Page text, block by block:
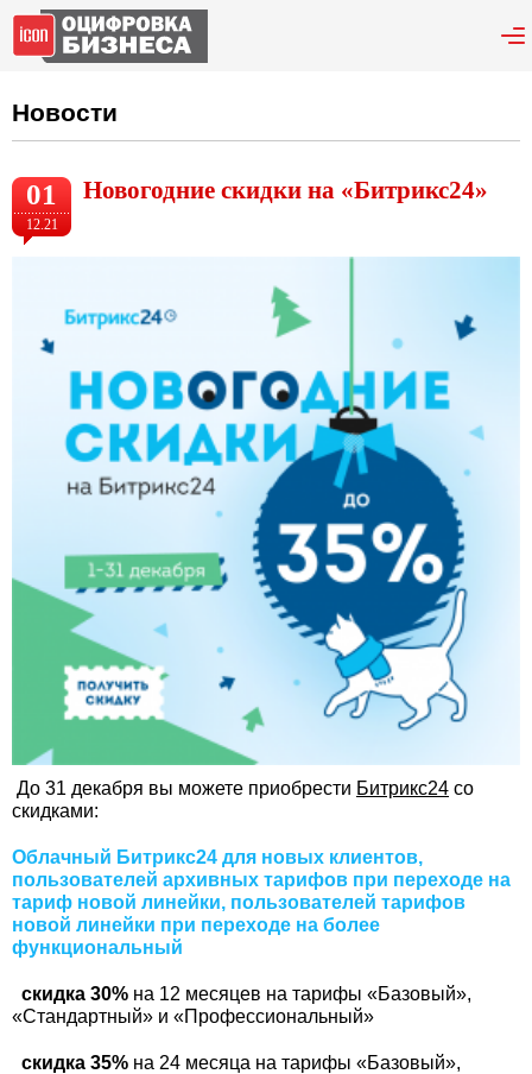
Новости
01
12.21
Новогодние скидки на «Битрикс24»
До 31 декабря вы можете приобрести Битрикс24 со
скидками:
Облачный Битрикс24 для новых клиентов,
пользователей архивных тарифов при переходе на
тариф новой линейки, пользователей тарифов
новой линейки при переходе на более
функциональный
скидка 30% на 12 месяцев на тарифы «Базовый»,
«Стандартный» и «Профессиональный»
скидка 35% на 24 месяца на тарифы «Базовый»,